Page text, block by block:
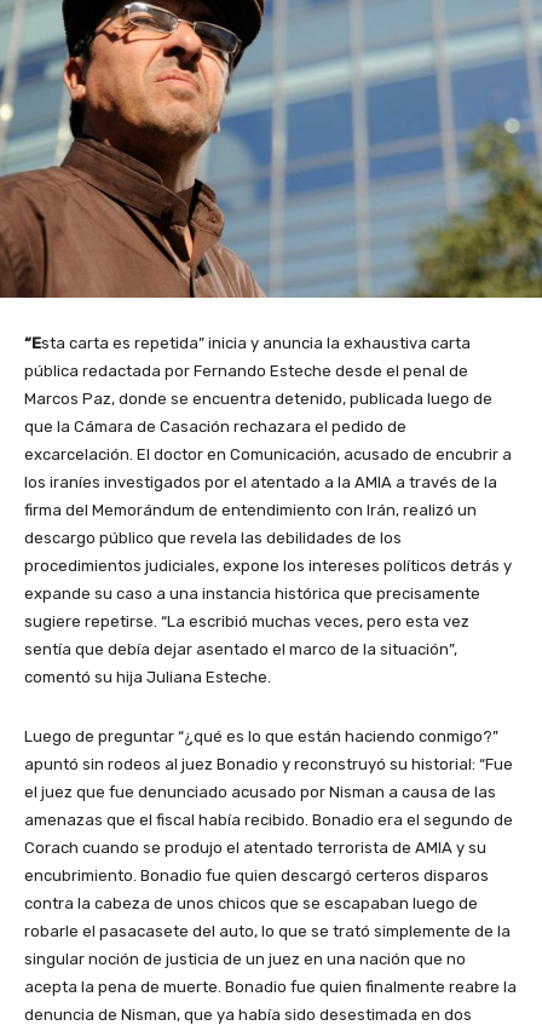
“Esta carta es repetida” inicia y anuncia la exhaustiva carta
pública redactada por Fernando Esteche desde el penal de
Marcos Paz, donde se encuentra detenido, publicada luego de
que la Cámara de Casación rechazara el pedido de
excarcelación. El doctor en Comunicación, acusado de encubrir a
los iraníes investigados por el atentado a la AMIA a través de la
firma del Memorándum de entendimiento con Irán, realizó un
descargo público que revela las debilidades de los
procedimientos judiciales, expone los intereses políticos detrás y
expande su caso a una instancia histórica que precisamente
sugiere repetirse. “La escribió muchas veces, pero esta vez
sentía que debía dejar asentado el marco de la situación”,
comentó su hija Juliana Esteche.
Luego de preguntar “¿qué es lo que están haciendo conmigo?”
apuntó sin rodeos al juez Bonadio y reconstruyó su historial: “Fue
el juez que fue denunciado acusado por Nisman a causa de las
amenazas que el fiscal había recibido. Bonadio era el segundo de
Corach cuando se produjo el atentado terrorista de AMIA y su
encubrimiento. Bonadio fue quien descargó certeros disparos
contra la cabeza de unos chicos que se escapaban luego de
robarle el pasacasete del auto, lo que se trató simplemente de la
singular noción de justicia de un juez en una nación que no
acepta la pena de muerte. Bonadio fue quien finalmente reabre la
denuncia de Nisman, que ya había sido desestimada en dos